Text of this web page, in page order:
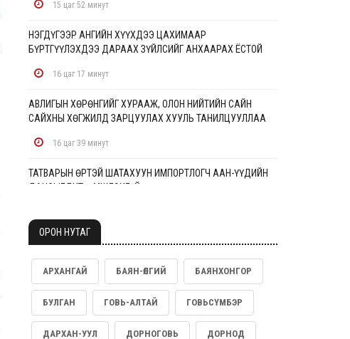
15 цаг 52 минут
НЭГДҮГЭЭР АНГИЙН ХҮҮХДЭЭ ЦАХИМААР
БҮРТГҮҮЛЭХДЭЭ ДАРААХ ЗҮЙЛСИЙГ АНХААРАХ ЁСТОЙ
16 цаг 17 минут
АВЛИГЫН ХӨРӨНГИЙГ ХУРААЖ, ОЛОН НИЙТИЙН САЙН
САЙХНЫ ХӨГЖИЛД ЗАРЦУУЛАХ ХУУЛЬ ТАНИЛЦУУЛЛАА
16 цаг 39 минут
ТАТВАРЫН ӨРТЭЙ ШАТАХУУН ИМПОРТЛОГЧ ААН-ҮҮДИЙН
ДАНСЫГ БИТҮҮМЖЛЭХГҮЙ
ДУНДГОВИЙН ЭРЧИМ ХҮЧНИЙ ТОМООХОН ТӨСЛҮҮДЭД
ДЭМЖЛЭГ ҮЗҮҮЛНЭ
17 цаг 20 минут
КАРНАВАЛД ОРОЛЦЖЭЭ
ОРОН НУТАГ
АРХАНГАЙ БАЯН-ӨЛГИЙ БАЯНХОНГОР
БУЛГАН ГОВЬ-АЛТАЙ ГОВЬСҮМБЭР
ДАРХАН-УУЛ ДОРНОГОВЬ ДОРНОД